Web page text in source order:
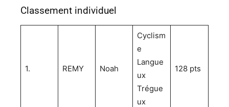
Classement individuel
1. REMY Noah
Cyclism
e
Langue
ux
Trégue
ux
128 pts